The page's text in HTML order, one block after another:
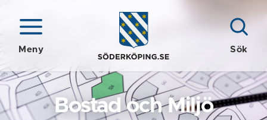
Meny Sök
Bostad och Miljö